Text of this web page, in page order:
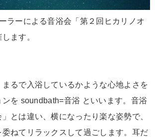
ラーによる音浴会「第２回ヒカリノオ
ます。
るで入浴しているかような心地よさを
を soundbath=音浴 といいます。音浴
とは違い、横になったり楽な姿勢で、
ねてリラックスして過ごします。耳だ